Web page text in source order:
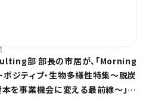
部 部長の市居が、「Morning
ティブ・生物多様性特集～脱炭
を事業機会に変える最前線～」に